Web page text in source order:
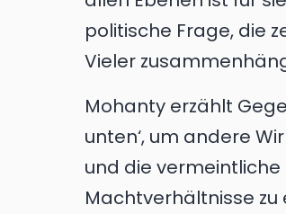
politische Frage, die
Vieler
Mohanty erzählt
unten‘, um andere
und die
Machtverhältnisse zu